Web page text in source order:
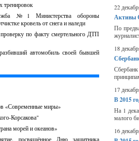
тренировок
№1 Министерства обороны
кровель от снега и наледи
по факту смертельного ДТП
автомобиль своей бывшей
«Современные миры»
Корсакова"
морей и океанов»
посвящённое Дню защитника
22
Активы
По
18
17
В 2015
На 1
малого
16